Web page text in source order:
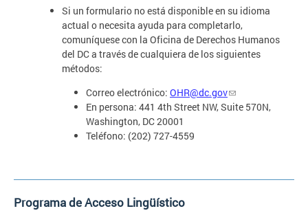
Si un formulario no está disponible en su idioma
actual o necesita ayuda para completarlo,
comuníquese con la Oficina de Derechos Humanos
del DC a través de cualquiera de los siguientes
métodos:
Correo electrónico: OHR@dc.gov
En persona: 441 4th Street NW, Suite 570N,
Washington, DC 20001
Teléfono: (202) 727-4559
Programa de Acceso Lingüístico